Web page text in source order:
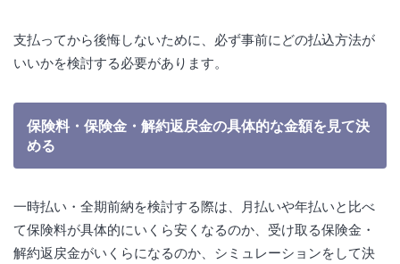
支払ってから後悔しないために、必ず事前にどの払込方法が
いいかを検討する必要があります。
保険料・保険金・解約返戻金の具体的な金額を見て決
める
一時払い・全期前納を検討する際は、月払いや年払いと比べ
て保険料が具体的にいくら安くなるのか、受け取る保険金・
解約返戻金がいくらになるのか、シミュレーションをして決